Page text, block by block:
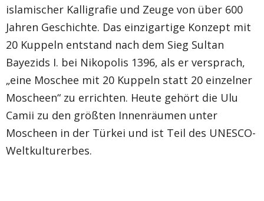
islamischer Kalligrafie und Zeuge von über 600
Jahren Geschichte. Das einzigartige Konzept mit
20 Kuppeln entstand nach dem Sieg Sultan
Bayezids I. bei Nikopolis 1396, als er versprach,
„eine Moschee mit 20 Kuppeln statt 20 einzelner
Moscheen“ zu errichten. Heute gehört die Ulu
Camii zu den größten Innenräumen unter
Moscheen in der Türkei und ist Teil des UNESCO-
Weltkulturerbes.